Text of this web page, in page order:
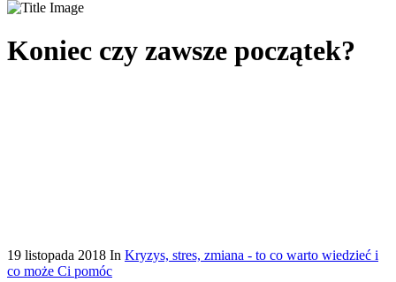
Koniec czy zawsze początek?
19 listopada 2018 In Kryzys, stres, zmiana - to co warto wiedzieć i
co może Ci pomóc